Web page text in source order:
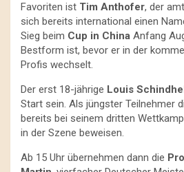
Favoriten ist Tim Anthofer, der
sich bereits international einen
Sieg beim Cup in China Anfang
Bestform ist, bevor er in der
Profis wechselt.
Der erst 18-jährige Louis
Start sein. Als jüngster Teilnehmer
bereits bei seinem dritten
in der Szene beweisen.
Ab 15 Uhr übernehmen dann die